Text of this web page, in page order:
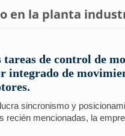
en la planta
de control de
integrado de
sincronismo y
mencionadas, la